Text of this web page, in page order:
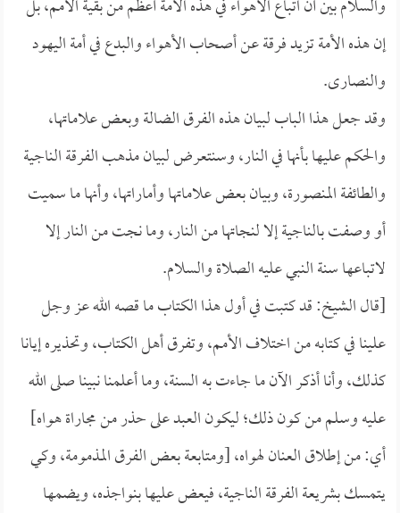
والسلام بين أن اتباع الأهواء في هذه الأمة أعظم من بقية الأمم، بل
إن هذه الأمة تزيد فرقة عن أصحاب الأهواء والبدع في أمة اليهود
والنصارى.
وقد جعل هذا الباب لبيان هذه الفرق الضالة وبعض علاماتها،
والحكم عليها بأنها في النار، وسنتعرض لبيان مذهب الفرقة الناجية
والطائفة المنصورة، وبيان بعض علاماتها وأماراتها، وأنها ما سميت
أو وصفت بالناجية إلا لنجاتها من النار، وما نجت من النار إلا
لاتباعها سنة النبي عليه الصلاة والسلام.
[قال الشيخ: قد كتبت في أول هذا الكتاب ما قصه الله عز وجل
علينا في كتابه من اختلاف الأمم، وتفرق أهل الكتاب، وتحذيره إيانا
كذلك، وأنا أذكر الآن ما جاءت به السنة، وما أعلمنا نبينا صلى الله
عليه وسلم من كون ذلك؛ ليكون العبد على حذر من مجاراة هواه]
أي: من إطلاق العنان لهواه، [ومتابعة بعض الفرق المذمومة، وكي
يتمسك بشريعة الفرقة الناجية، فيعض عليها بنواجذه، ويضمها